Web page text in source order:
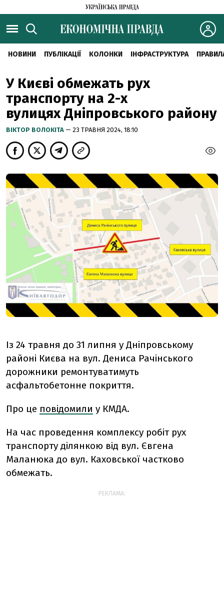
НОВИНИ ПУБЛІКАЦІЇ КОЛОНКИ ІНФРАСТРУКТУРА
У Києві обмежать рух
транспорту на 2-х
вулицях Дніпровського району
ВІКТОР ВОЛОКІТА — 23 ТРАВНЯ 2024, 18:10
Із 24 травня до 31 липня у Дніпровському
районі Києва на вул. Дениса Рачінського
дорожники ремонтуватимуть
асфальтобетонне покриття.
Про це повідомили у КМДА.
На час проведення комплексу робіт рух
транспорту ділянкою від вул. Євгена
Маланюка до вул. Каховської частково
обмежать.
РЕКЛАМА: